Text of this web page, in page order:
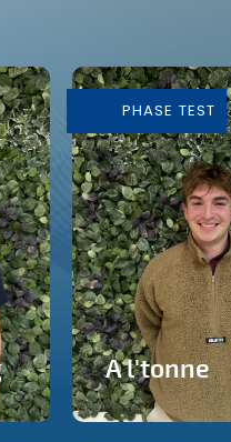
PHASE TEST
A l'tonne